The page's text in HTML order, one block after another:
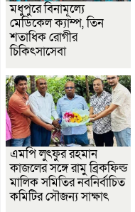
মধুপুরে বিনামূল্যে
মেডিকেল ক্যাম্প, তিন
শতাধিক রোগীর
চিকিৎসাসেবা
এমপি লুৎফুর রহমান
কাজলের সঙ্গে রামু ব্রিকফিল্ড
মালিক সমিতির নবনির্বাচিত
কমিটির সৌজন্য সাক্ষাৎ